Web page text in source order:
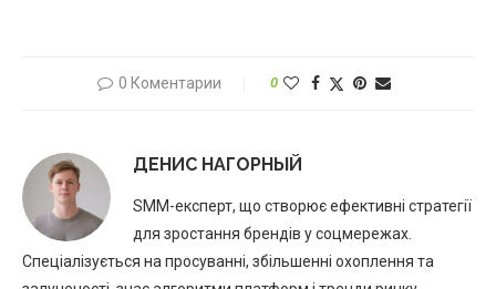
0 Коментарии 0
ДЕНИС НАГОРНЫЙ
SMM-експерт, що створює ефективні стратегії
для зростання брендів у соцмережах.
Спеціалізується на просуванні, збільшенні охоплення та